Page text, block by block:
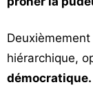
hiérarchique,
démocratique.